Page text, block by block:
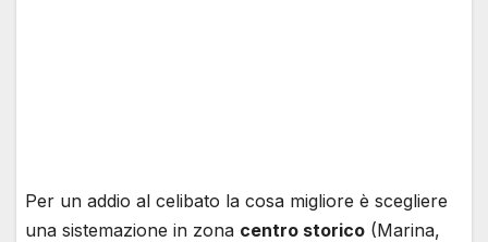
Per un addio al celibato la cosa migliore è scegliere
una sistemazione in zona centro storico (Marina,